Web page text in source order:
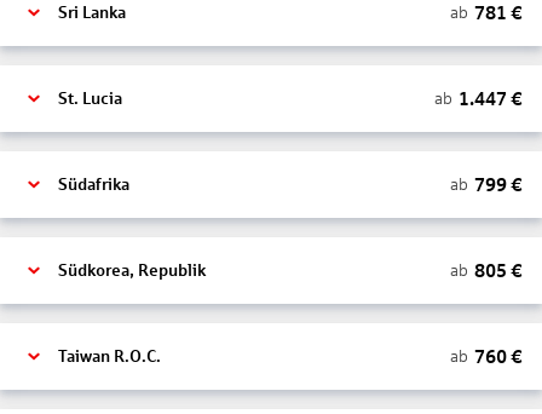
Sri Lanka ab 781 €
St. Lucia ab 1.447 €
Südafrika ab 799€
Südkorea, Republik ab 805 €
Taiwan R.O.C. ab 760€